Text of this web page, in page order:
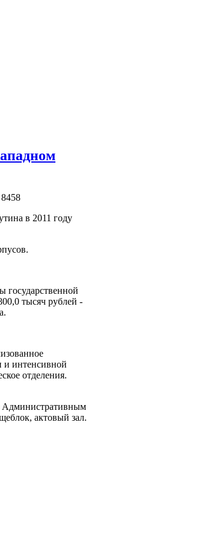
в 2011 году
государственной
тысяч рублей -
и интенсивной
отделения.
Административным
актовый зал.